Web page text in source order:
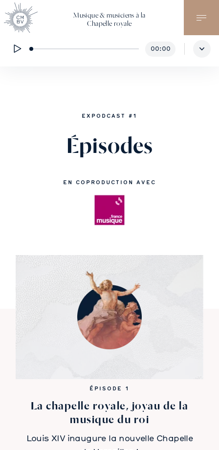
Musique & musiciens à la
Chapelle royale
00:00
EXPODCAST #1
Épisodes
EN COPRODUCTION AVEC
ÉPISODE 1
La chapelle royale, joyau de la
musique du roi
Louis XIV inaugure la nouvelle Chapelle